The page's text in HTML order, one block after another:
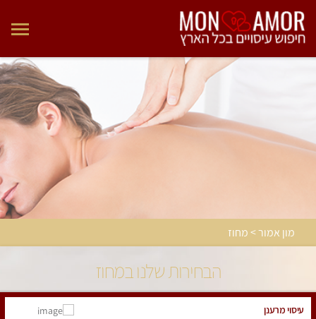
מון אמור > מחוז
הבחירות שלנו במחוז
עיסוי מרענן